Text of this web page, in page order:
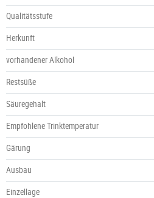
Qualitätsstufe
Herkunft
vorhandener Alkohol
Restsüße
Säuregehalt
Empfohlene Trinktemperatur
Gärung
Ausbau
Einzellage